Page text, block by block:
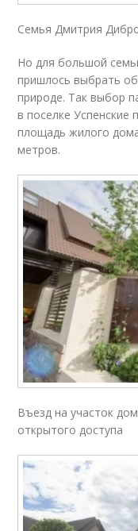
Семья Дмитрия
Но для большой
пришлось выбрать
природе. Так выбор
в поселке
площадь жилого
метров.
Въезд на участок
открытого доступа